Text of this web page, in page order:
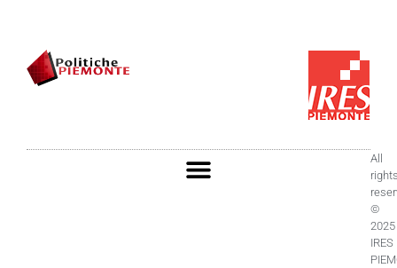
All
©
2025
IRES